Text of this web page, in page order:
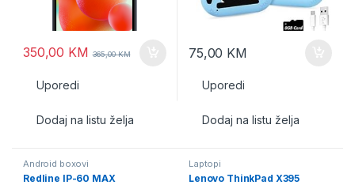
350,00 KM 365,00KM
Uporedi
Dodaj na listu želja
75,00 KM
Uporedi
Dodaj na listu želja
Android boxovi
Redline IP-60 MAX
Laptopi
Lenovo ThinkPad X395